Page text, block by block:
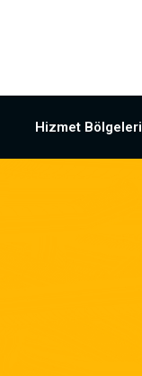
Hizmet Bölgeleri